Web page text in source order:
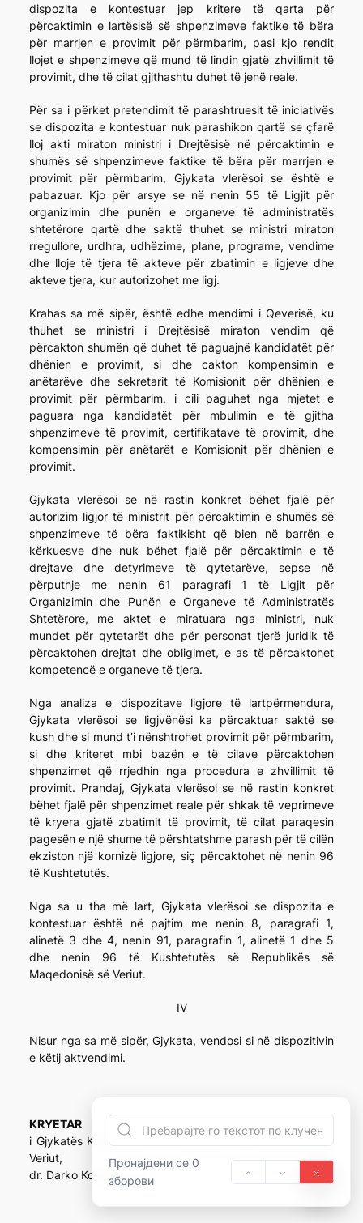
Пронајдени се 0
зборови
dispozita e kontestuar jep kritere të qarta për
përcaktimin e lartësisë së shpenzimeve faktike të bëra
për marrjen e provimit për përmbarim, pasi kjo rendit
llojet e shpenzimeve që mund të lindin gjatë zhvillimit të
provimit, dhe të cilat gjithashtu duhet të jenë reale.
Për sa i përket pretendimit të parashtruesit të iniciativës
se dispozita e kontestuar nuk parashikon qartë se çfarë
lloj akti miraton ministri i Drejtësisë në përcaktimin e
shumës së shpenzimeve faktike të bëra për marrjen e
provimit për përmbarim, Gjykata vlerësoi se është e
pabazuar. Kjo për arsye se në nenin 55 të Ligjit për
organizimin dhe punën e organeve të administratës
shtetërore qartë dhe saktë thuhet se ministri miraton
rregullore, urdhra, udhëzime, plane, programe, vendime
dhe lloje të tjera të akteve për zbatimin e ligjeve dhe
akteve tjera, kur autorizohet me ligj.
Krahas sa më sipër, është edhe mendimi i Qeverisë, ku
thuhet se ministri i Drejtësisë miraton vendim që
përcakton shumën që duhet të paguajnë kandidatët për
dhënien e provimit, si dhe cakton kompensimin e
anëtarëve dhe sekretarit të Komisionit për dhënien e
provimit për përmbarim, i cili paguhet nga mjetet e
paguara nga kandidatët për mbulimin e të gjitha
shpenzimeve të provimit, certifikatave të provimit, dhe
kompensimin për anëtarët e Komisionit për dhënien e
provimit.
Gjykata vlerësoi se në rastin konkret bëhet fjalë për
autorizim ligjor të ministrit për përcaktimin e shumës së
shpenzimeve të bëra faktikisht që bien në barrën e
kërkuesve dhe nuk bëhet fjalë për përcaktimin e të
drejtave dhe detyrimeve të qytetarëve, sepse në
përputhje me nenin 61 paragrafi 1 të Ligjit për
Organizimin dhe Punën e Organeve të Administratës
Shtetërore, me aktet e miratuara nga ministri, nuk
mundet për qytetarët dhe për personat tjerë juridik të
përcaktohen drejtat dhe obligimet, e as të përcaktohet
kompetencë e organeve të tjera.
Nga analiza e dispozitave ligjore të lartpërmendura,
Gjykata vlerësoi se ligjvënësi ka përcaktuar saktë se
kush dhe si mund t’i nënshtrohet provimit për përmbarim,
si dhe kriteret mbi bazën e të cilave përcaktohen
shpenzimet që rrjedhin nga procedura e zhvillimit të
provimit. Prandaj, Gjykata vlerësoi se në rastin konkret
bëhet fjalë për shpenzimet reale për shkak të veprimeve
të kryera gjatë zbatimit të provimit, të cilat paraqesin
pagesën e një shume të përshtatshme parash për të cilën
ekziston një kornizë ligjore, siç përcaktohet në nenin 96
të Kushtetutës.
Nga sa u tha më lart, Gjykata vlerësoi se dispozita e
kontestuar është në pajtim me nenin 8, paragrafi 1,
alinetë 3 dhe 4, nenin 91, paragrafin 1, alinetë 1 dhe 5
dhe nenin 96 të Kushtetutës së Republikës së
Maqedonisë së Veriut.
IV
Nisur nga sa më sipër, Gjykata, vendosi si në dispozitivin
e këtij aktvendimi.
KRYETAR
i Gjykatës Kushtetuese të Republikës së Maqedonisë së
Veriut,
dr. Darko Kostadinovski